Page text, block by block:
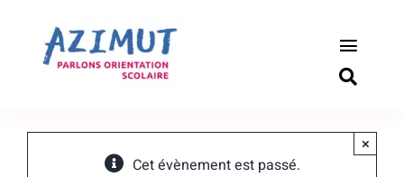
contenu
Toggle
Outils
Cet évènement est passé.
×